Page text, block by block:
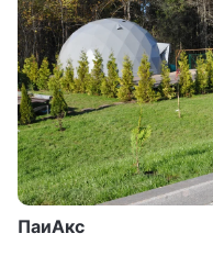
ПаиАкс